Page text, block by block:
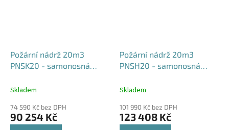
Požární nádrž 20m3
PNSK20 - samonosná
Skladem
74 590 Kč bez DPH
90 254 Kč
Požární nádrž 20m3
PNSH20 - samonosná
Skladem
101 990 Kč bez DPH
123 408 Kč